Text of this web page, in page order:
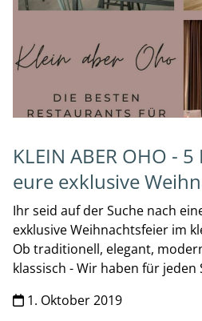
KLEIN ABER OHO -
eure exklusive
Ihr seid auf der Suche nach
exklusive Weihnachtsfeier im
Ob traditionell, elegant,
klassisch - Wir haben für jeden
1. Oktober 2019